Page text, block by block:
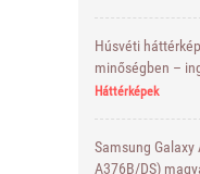
Húsvéti
minőségben –
Háttérképek
Samsung Galaxy
A376B/DS)